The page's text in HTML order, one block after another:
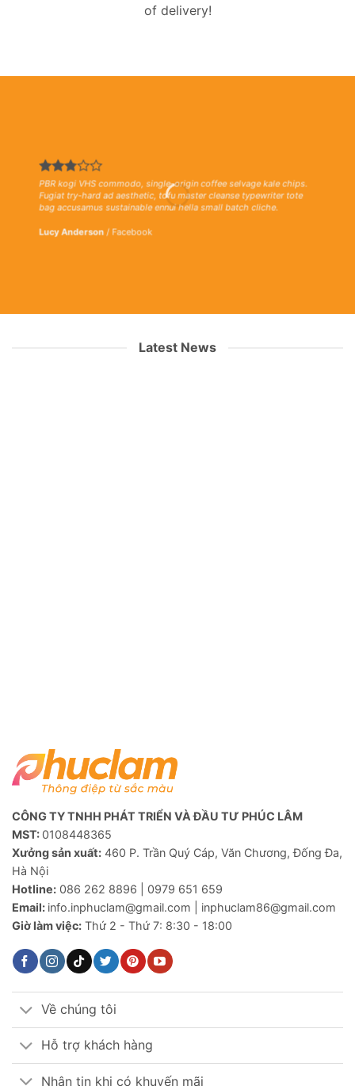
of delivery!
PBR kogi VHS commodo, single-origin coffee selvage kale chips.
Fugiat try-hard ad aesthetic, tofu master cleanse typewriter tote
bag accusamus sustainable ennui hella small batch cliche.
Lucy Anderson / Facebook
Latest News
CÔNG TY TNHH PHÁT TRIỂN VÀ ĐẦU TƯ PHÚC LÂM
MST: 0108448365
Xưởng sản xuất: 460 P. Trần Quý Cáp, Văn Chương, Đống Đa,
Hà Nội
Hotline: 086 262 8896 | 0979 651 659
Email: info.inphuclam@gmail.com | inphuclam86@gmail.com
Giờ làm việc: Thứ 2 - Thứ 7: 8:30 - 18:00
Về chúng tôi
Hỗ trợ khách hàng
Nhận tin khi có khuyến mãi